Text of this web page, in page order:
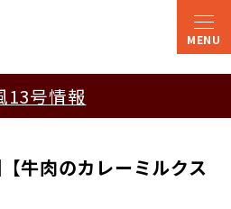
13号情報
牛肉のカレーミルクス